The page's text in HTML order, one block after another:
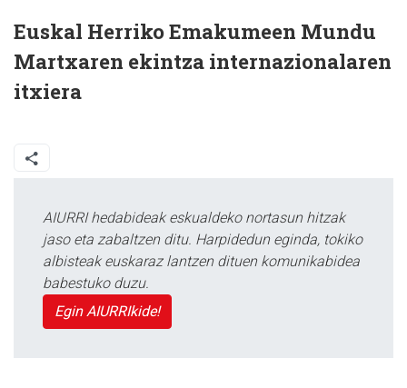
Euskal Herriko Emakumeen Mundu
Martxaren ekintza internazionalaren
itxiera
AIURRI hedabideak eskualdeko nortasun hitzak
jaso eta zabaltzen ditu. Harpidedun eginda, tokiko
albisteak euskaraz lantzen dituen komunikabidea
babestuko duzu.
Egin AIURRIkide!